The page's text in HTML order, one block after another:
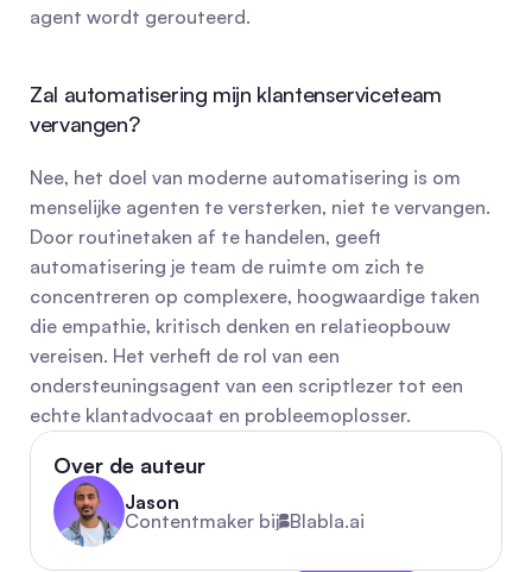
agent wordt gerouteerd.
Zal automatisering mijn klantenserviceteam
vervangen?
Nee, het doel van moderne automatisering is om
menselijke agenten te versterken, niet te vervangen.
Door routinetaken af te handelen, geeft
automatisering je team de ruimte om zich te
concentreren op complexere, hoogwaardige taken
die empathie, kritisch denken en relatieopbouw
vereisen. Het verheft de rol van een
ondersteuningsagent van een scriptlezer tot een
echte klantadvocaat en probleemoplosser.
Over de auteur
Jason
Contentmaker bij Blabla.ai